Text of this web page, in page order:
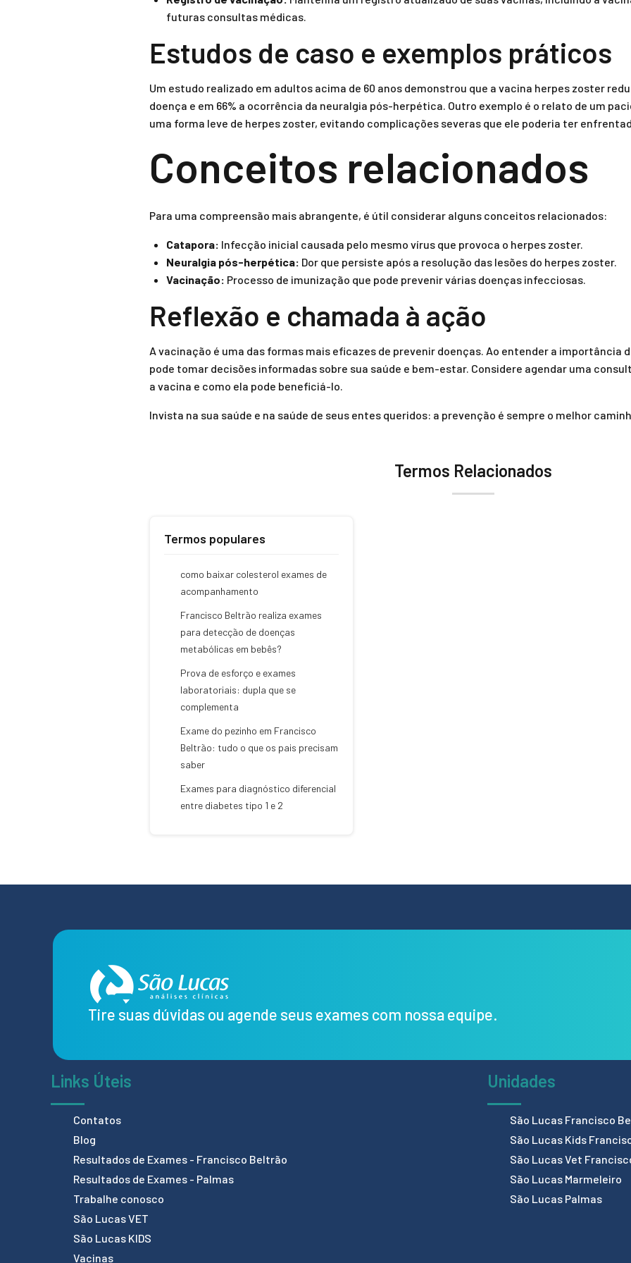
futuras consultas médicas.
Estudos de caso e exemplos práticos
Um estudo realizado em adultos acima de 60 anos demonstrou que a vacina herpes zoster
doença e em 66% a ocorrência da neuralgia pós-herpética. Outro exemplo é o relato de um
uma forma leve de herpes zoster, evitando complicações severas que ele poderia ter
Conceitos relacionados
Para uma compreensão mais abrangente, é útil considerar alguns conceitos relacionados:
Catapora: Infecção inicial causada pelo mesmo vírus que provoca o herpes zoster.
Neuralgia pós-herpética: Dor que persiste após a resolução das lesões do herpes zoster.
Vacinação: Processo de imunização que pode prevenir várias doenças infecciosas.
Reflexão e chamada à ação
A vacinação é uma das formas mais eficazes de prevenir doenças. Ao entender a importância
pode tomar decisões informadas sobre sua saúde e bem-estar. Considere agendar uma
a vacina e como ela pode beneficiá-lo.
Invista na sua saúde e na saúde de seus entes queridos: a prevenção é sempre o melhor
Termos Relacionados
Termos populares
como baixar colesterol exames de
acompanhamento
Francisco Beltrão realiza exames
para detecção de doenças
metabólicas em bebês?
Prova de esforço e exames
laboratoriais: dupla que se
complementa
Exame do pezinho em Francisco
Beltrão: tudo o que os pais precisam
saber
Exames para diagnóstico diferencial
entre diabetes tipo 1 e 2
Tire suas dúvidas ou agende seus exames com nossa equipe.
Links Úteis
Contatos
Blog
Resultados de Exames - Francisco Beltrão
Resultados de Exames - Palmas
Trabalhe conosco
São Lucas VET
São Lucas KIDS
Vacinas
Unidades
São Lucas Francisco
São Lucas Kids
São Lucas Vet
São Lucas Marmeleiro
São Lucas Palmas